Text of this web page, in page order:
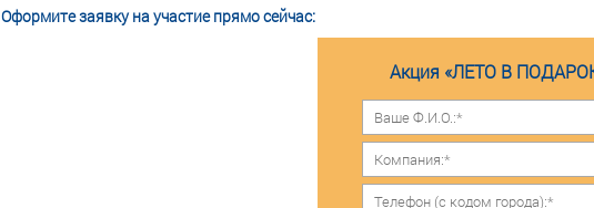
Оформите заявку на участие прямо сейчас:
Акция «ЛЕТО В